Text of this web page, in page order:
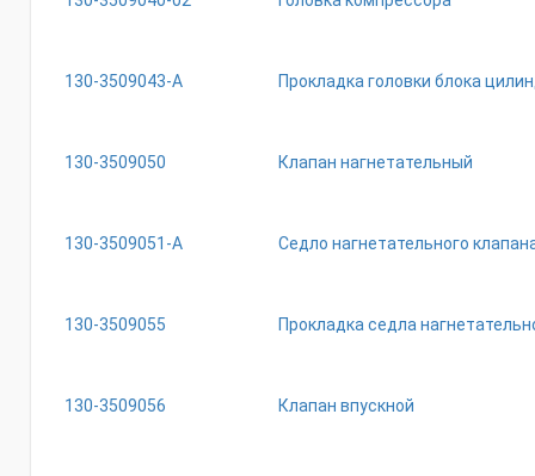
130-3509043-А Прокладка головки блока
130-3509050 Клапан нагнетательный
130-3509051-А Седло нагнетательного
130-3509055 Прокладка седла
130-3509056 Клапан впускной